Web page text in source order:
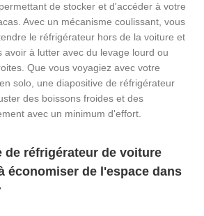
de stocker et d'accéder à votre
Avec un mécanisme coulissant, vous
le réfrigérateur hors de la voiture et
avoir à lutter avec du levage lourd ou
Que vous voyagiez avec votre
solo, une diapositive de réfrigérateur
des boissons froides et des
avec un minimum d'effort.
de réfrigérateur de voiture
économiser de l'espace dans